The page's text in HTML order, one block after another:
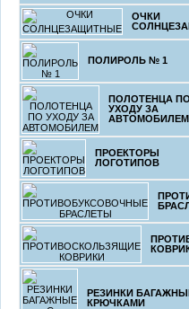
ОЧКИ
ПОЛИРОЛЬ № 1
ПОЛОТЕНЦА ПО
УХОДУ ЗА
АВТОМОБИЛЕМ
ПРОЕКТОРЫ
ЛОГОТИПОВ
РЕЗИНКИ
КРЮЧКАМИ